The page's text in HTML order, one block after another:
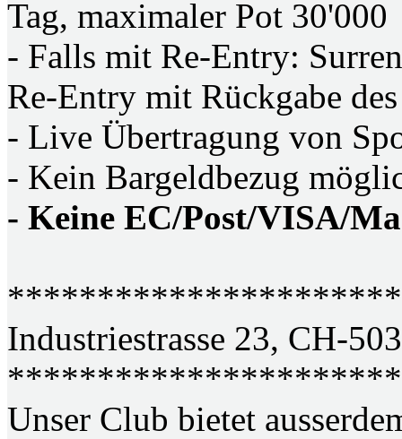
Tag, maximaler Pot 30'000
- Falls mit Re-Entry:
Re-Entry mit Rückgabe
- Live Übertragung von
- Kein Bargeldbezug
- Keine EC/Post/VISA/
Industriestrasse 23, CH-
Unser Club bietet